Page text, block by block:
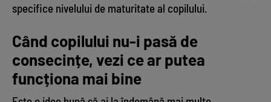
specifice nivelului de maturitate al copilului.
Când copilului nu-i pasă de
consecințe, vezi ce ar putea
funcționa mai bine